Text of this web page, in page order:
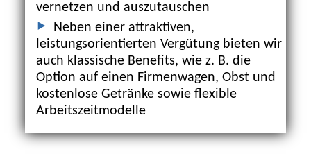
vernetzen und auszutauschen
Neben einer attraktiven,
leistungsorientierten Vergütung bieten wir
auch klassische Benefits, wie z. B. die
Option auf einen Firmenwagen, Obst und
kostenlose Getränke sowie flexible
Arbeitszeitmodelle